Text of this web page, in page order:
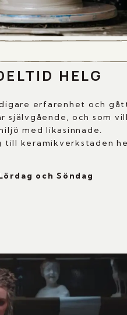
HELG
erfarenhet och
självgående, och som vill
med likasinnade.
till keramikverkstaden
och Söndag